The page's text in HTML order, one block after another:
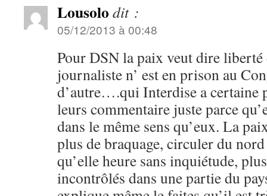
Lousolo dit :
05/12/2013 à 00:48
Pour DSN la paix veut dire liberté
journaliste n’ est en prison au
d’autre….qui Interdise a certaine
leurs commentaire juste parce
dans le même sens qu’eux. La
plus de braquage, circuler du
qu’elle heure sans inquiétude,
incontrôlés dans une partie du